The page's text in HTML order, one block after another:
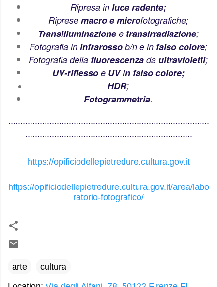
Ripresa in luce radente;
Riprese macro e microfotografiche;
Transilluminazione e transirradiazione;
Fotografia in infrarossob/n e in falso colore;
Fotografia della fluorescenza da ultravioletti;
UV-riflessoe UV in falso colore;
HDR;
Fotogrammetria.
...................................................................................
.....................................................................
https://opificiodellepietredure.cultura.gov.it
https://opificiodellepietredure.cultura.gov.it/area/labo
ratorio-fotografico/
arte
cultura